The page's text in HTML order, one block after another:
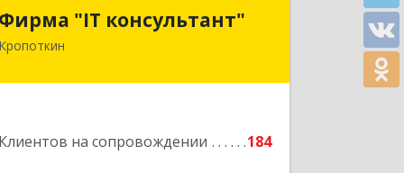
Фирма "IT консультант"
Кропоткин
Клиентов на сопровождении 184
Подробнее